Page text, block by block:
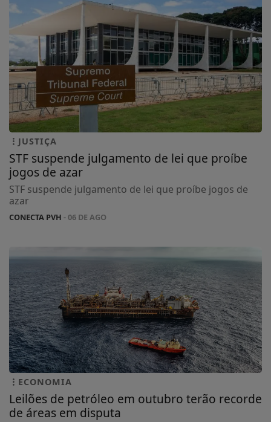
JUSTIÇA
STF suspende julgamento de lei que proíbe
jogos de azar
STF suspende julgamento de lei que proíbe jogos de
azar
CONECTA PVH - 06 DE AGO
ECONOMIA
Leilões de petróleo em outubro terão recorde
de áreas em disputa